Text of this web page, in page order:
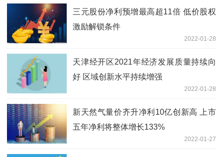
三元股份净利预增最高超11倍 低价股权
激励解锁条件
2022-01-28
天津经开区2021年经济发展质量持续向
好 区域创新水平持续增强
2022-01-28
新天然气量价齐升净利10亿创新高 上市
五年净利将整体增长133%
2022-01-27